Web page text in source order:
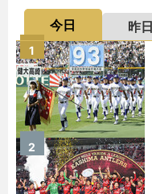
今日 昨日
1
2